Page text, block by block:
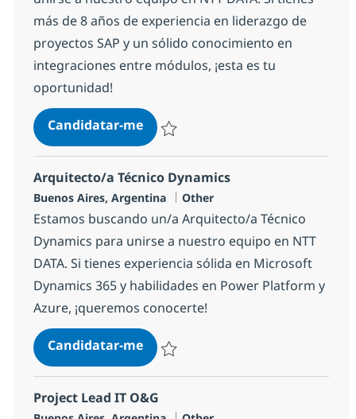
más de 8 años de experiencia en liderazgo de
proyectos SAP y un sólido conocimiento en
integraciones entre módulos, ¡esta es tu
oportunidad!
Candidatar-meTechnical Lead SAP
Arquitecto/a Técnico Dynamics
Localização
Buenos Aires, Argentina Categoria
Other
Estamos buscando un/a Arquitecto/a Técnico
Dynamics para unirse a nuestro equipo en NTT
DATA. Si tienes experiencia sólida en Microsoft
Dynamics 365 y habilidades en Power Platform y
Azure, ¡queremos conocerte!
Candidatar-meArquitecto/a Técnico Dynamics
Project Lead IT O&G